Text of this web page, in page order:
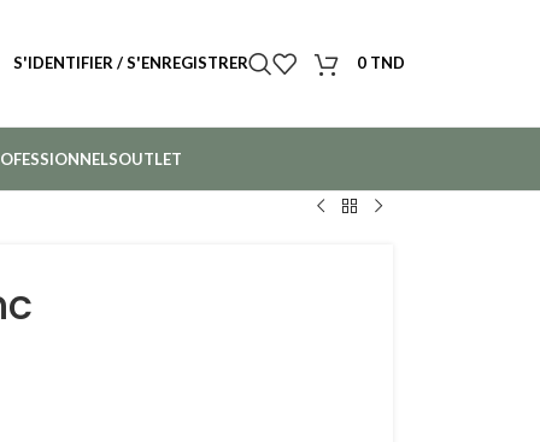
S'IDENTIFIER / S'ENREGISTRER 0 TND
OUTLET